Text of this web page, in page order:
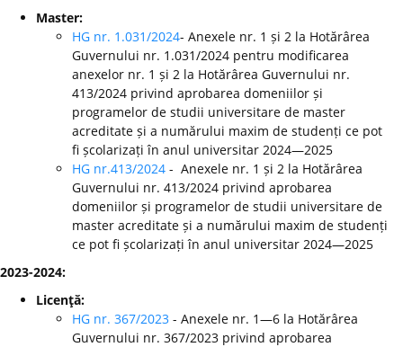
Master:
HG nr. 1.031/2024- Anexele nr. 1 și 2 la Hotărârea
Guvernului nr. 1.031/2024 pentru modificarea
anexelor nr. 1 și 2 la Hotărârea Guvernului nr.
413/2024 privind aprobarea domeniilor și
programelor de studii universitare de master
acreditate și a numărului maxim de studenți ce pot
fi școlarizați în anul universitar 2024—2025
HG nr.413/2024 - Anexele nr. 1 și 2 la Hotărârea
Guvernului nr. 413/2024 privind aprobarea
domeniilor și programelor de studii universitare de
master acreditate și a numărului maxim de studenți
ce pot fi școlarizați în anul universitar 2024—2025
2023-2024:
Licenţă:
HG nr. 367/2023 - Anexele nr. 1—6 la Hotărârea
Guvernului nr. 367/2023 privind aprobarea